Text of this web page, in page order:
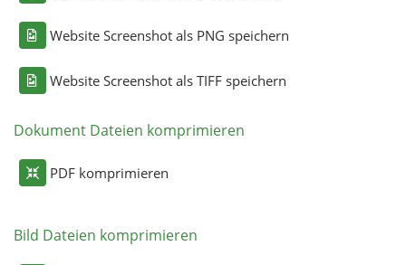
Website Screenshot als PNG speichern
Website Screenshot als TIFF speichern
Dokument Dateien komprimieren
PDF komprimieren
Bild Dateien komprimieren